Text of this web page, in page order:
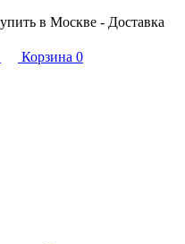
в Москве - Доставка
Корзина 0